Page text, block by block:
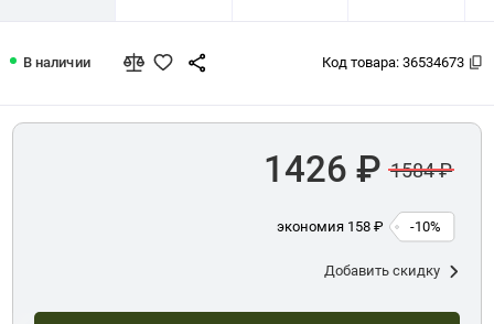
В наличии Код товара: 36534673
1426 ₽ 1584 ₽
экономия 158 ₽ -10%
Добавить скидку